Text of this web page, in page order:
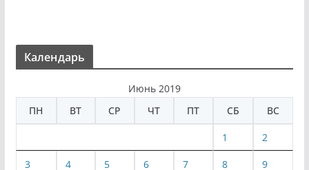
Календарь
Июнь 2019
ПН
ВТ СР ЧТ ПТ СБ ВС
1 2
3 4 5 6 7 8 9